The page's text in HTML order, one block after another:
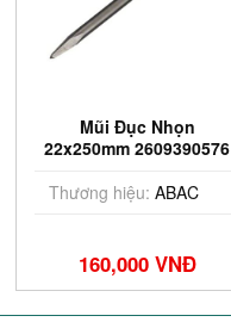
Mũi Đục Nhọn
22x250mm 2609390576
Thương hiệu: ABAC
160,000 VNĐ